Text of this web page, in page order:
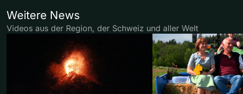
Weitere News
Videos aus der Region, der Schweiz und aller Welt